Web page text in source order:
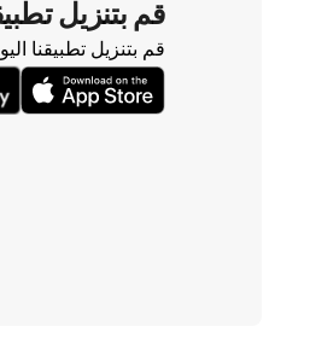
قم بتنزيل
قم بتنزيل تطبيقنا